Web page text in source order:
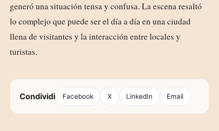
generó una situación tensa y confusa. La escena resaltó
lo complejo que puede ser el día a día en una ciudad
llena de visitantes y la interacción entre locales y
turistas.
Condividi Facebook X LinkedIn Email